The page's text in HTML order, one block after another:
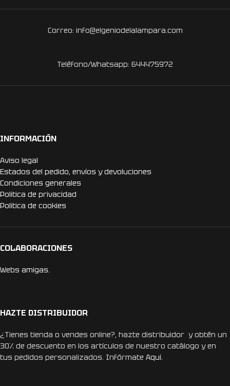
Correo: info@elgeniodelalampara.com
Teléfono/Whatsapp: 644475972
INFORMACIÓN
Aviso legal
Estados del pedido, envíos y devoluciones
Condiciones generales
Politica de privacidad
Politica de cookies
COLABORACIONES
Webs amigas.
HAZTE DISTRIBUIDOR
¿Tienes tienda o vendes online?, hazte distribuidor y obtén un
30% de descuento en los artículos de nuestro catálogo y en
tus pedidos personalizados. Infórmate Aquí.